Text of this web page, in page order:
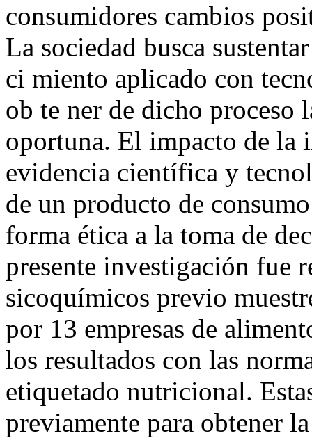
consumidores cambios
La sociedad busca
ci miento aplicado con
ob te ner de dicho
oportuna. El impacto de la
evidencia científica y
de un producto de
forma ética a la toma de
presente investigación fue
sicoquímicos previo
por 13 empresas de
los resultados con las
etiquetado nutricional.
previamente para obtener